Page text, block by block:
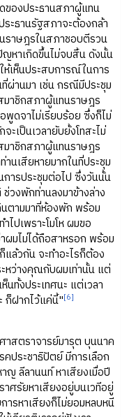
ของประธานสภาผู้แทน
ระธานรัฐสภาจะต้องกล้า
ราษฎรในสภาชอบตีรวน
ญหาเกิดขึ้นไม่จบสิ้น ดังนั้น
ห้เห็นประสบการณ์ในการ
ผ่านมา เช่น กรณีมีประชุม
าชิกสภาผู้แทนราษฎร
พูดจาไม่เรียบร้อย ซึ่งก็ไม่
ะเป็นเวลายับยั้งโทสะไม่
มาชิกสภาผู้แทนราษฎร
นเสียหายมากในที่ประชุม
ารประชุมต่อไป ซึ่งวันนั้น
วงพักท่านลงมาข้างล่าง
ตามมาที่ห้องพัก พร้อม
ไปเพราะโมโห ผมขอ
ผมไม่ได้ถือสาหรอก พร้อม
ล้วกัน จะทำอะไรก็ต้อง
หว่างคุณกับผมเท่านั้น แต่
ทั้งประเทศนะ แต่เวลา
ก็ฝากไว้แค่นี้"[6]
าสตราจารย์มารุต บุนนาค
ประชาธิปัตย์ มีการเลือก
ญ ลีลานนท์ หาเสียงเมื่อปี
ศรัยหาเสียงอยู่บนเวทีอยู่
รหาเสียงก็ไม่ยอมหลบหนี